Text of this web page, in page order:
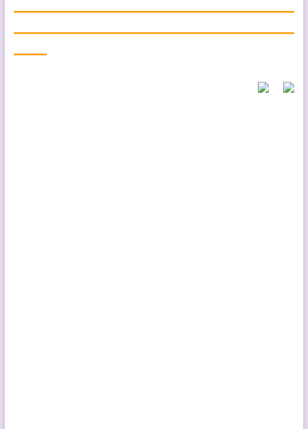
—————————————————
—————————————————
——